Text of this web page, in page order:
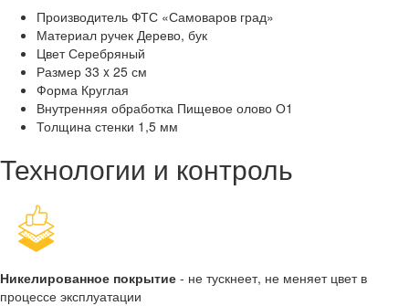
Производитель ФТС «Самоваров град»
Материал ручек Дерево, бук
Цвет Серебряный
Размер 33 x 25 см
Форма Круглая
Внутренняя обработка Пищевое олово О1
Толщина стенки 1,5 мм
Технологии и контроль
Никелированное покрытие - не тускнеет, не меняет цвет в
процессе эксплуатации